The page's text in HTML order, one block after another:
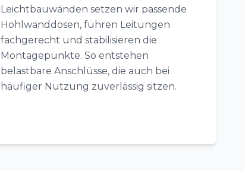
Leichtbauwänden setzen wir passende
Hohlwanddosen, führen Leitungen
fachgerecht und stabilisieren die
Montagepunkte. So entstehen
belastbare Anschlüsse, die auch bei
häufiger Nutzung zuverlässig sitzen.